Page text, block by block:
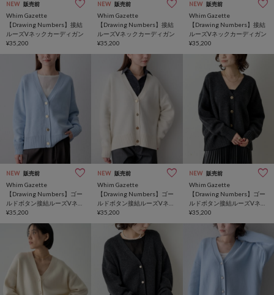
NEW 販売前
Whim Gazette
【Drawing Numbers】接結
ルーズVネックカーディガン
¥35,200
NEW 販売前
Whim Gazette
【Drawing Numbers】接結
ルーズVネックカーディガン
¥35,200
NEW 販売前
Whim Gazette
【Drawing Numbers】接結
ルーズVネックカーディガン
¥35,200
NEW 販売前
Whim Gazette
【Drawing Numbers】ゴー
ルドボタン接結ルーズVネッ
クカーディガン
¥35,200
NEW 販売前
Whim Gazette
【Drawing Numbers】ゴー
ルドボタン接結ルーズVネッ
クカーディガン
¥35,200
NEW 販売前
Whim Gazette
【Drawing Numbers】ゴー
ルドボタン接結ルーズVネッ
クカーディガン
¥35,200